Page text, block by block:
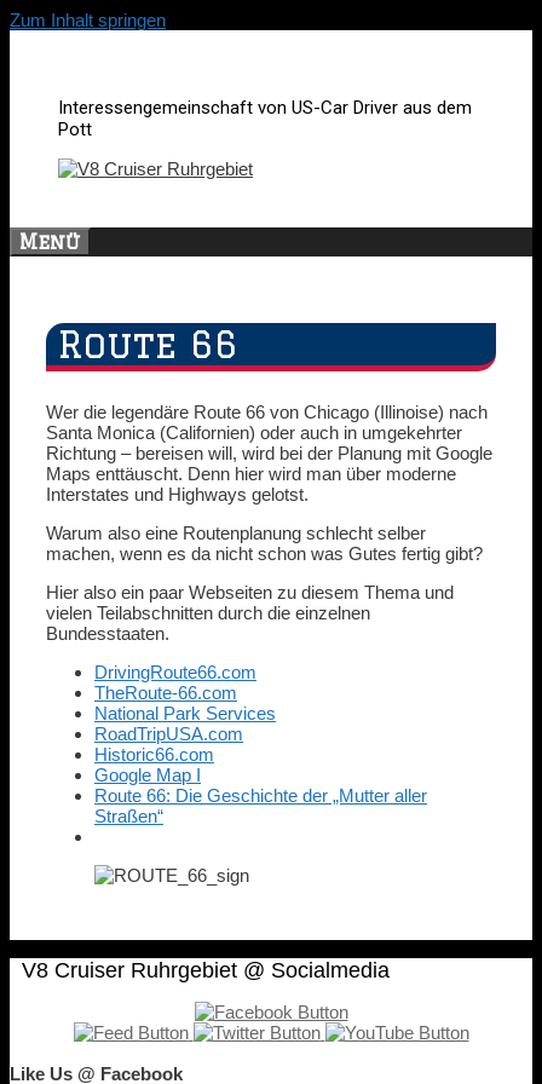
Zum Inhalt springen
Interessengemeinschaft von US-Car Driver aus dem
Pott
Menü
Route 66
Wer die legendäre Route 66 von Chicago (Illinoise) nach
Santa Monica (Californien) oder auch in umgekehrter
Richtung – bereisen will, wird bei der Planung mit Google
Maps enttäuscht. Denn hier wird man über moderne
Interstates und Highways gelotst.
Warum also eine Routenplanung schlecht selber
machen, wenn es da nicht schon was Gutes fertig gibt?
Hier also ein paar Webseiten zu diesem Thema und
vielen Teilabschnitten durch die einzelnen
Bundesstaaten.
DrivingRoute66.com
TheRoute-66.com
National Park Services
RoadTripUSA.com
Historic66.com
Google Map I
Route 66: Die Geschichte der „Mutter aller
Straßen“
V8 Cruiser Ruhrgebiet @ Socialmedia
Like Us @ Facebook